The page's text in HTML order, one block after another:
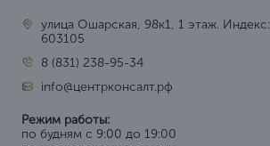
улица Ошарская, 98к1, 1 этаж. Индекс:
603105
8 (831) 238-95-34
info@центрконсалт.рф
Режим работы:
по будням с 9:00 до 19:00